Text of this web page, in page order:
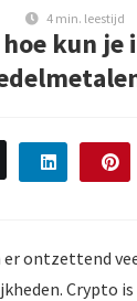
4 min. leestijd
kun
ontzettend
Crypto is